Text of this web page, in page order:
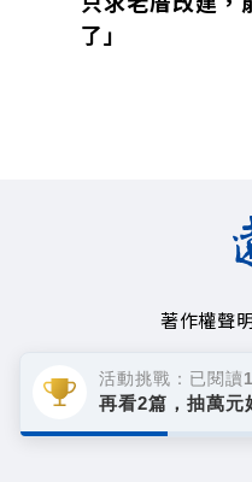
了」
著作權聲
遠見天下文化事
活動挑戰：已閱讀
再看2篇，抽萬元